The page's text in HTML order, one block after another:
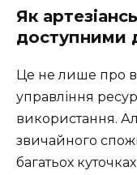
Як
доступними
Це не лише про
управління
використання.
звичайного
багатьох